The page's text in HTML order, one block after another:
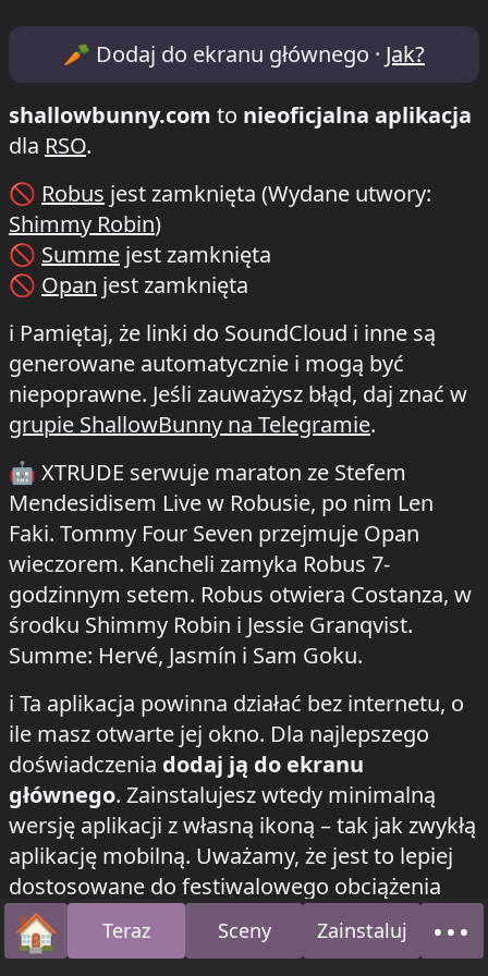
Lineup & Timetable for XTRUDE x
🥕 Dodaj do ekranu głównego · Jak?
shallowbunny.com to nieoficjalna aplikacja
dla RSO.
🚫 Robus jest zamknięta (Wydane utwory:
Shimmy Robin)
🚫 Summe jest zamknięta
🚫 Opan jest zamknięta
ℹ️ Pamiętaj, że linki do SoundCloud i inne są
generowane automatycznie i mogą być
niepoprawne. Jeśli zauważysz błąd, daj znać w
grupie ShallowBunny na Telegramie.
🤖 XTRUDE serwuje maraton ze Stefem
Mendesidisem Live w Robusie, po nim Len
Faki. Tommy Four Seven przejmuje Opan
wieczorem. Kancheli zamyka Robus 7-
godzinnym setem. Robus otwiera Costanza, w
środku Shimmy Robin i Jessie Granqvist.
Summe: Hervé, Jasmín i Sam Goku.
how to install this app on your phone
ℹ️ Ta aplikacja powinna działać bez internetu, o
ile masz otwarte jej okno. Dla najlepszego
doświadczenia dodaj ją do ekranu
głównego. Zainstalujesz wtedy minimalną
wersję aplikacji z własną ikoną – tak jak zwykłą
aplikację mobilną. Uważamy, że jest to lepiej
dostosowane do festiwalowego obciążenia
poznawczego i pomoże
oszczędzić baterię
telefonu
. (Jeśli nie działa, spróbuj ponownie
🏠Strona główna
Teraz Sceny Zainstaluj •••
O